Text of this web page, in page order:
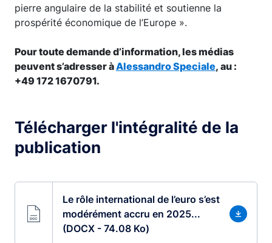
pierre angulaire de la stabilité et soutienne la
prospérité économique de l’Europe ».
Pour toute demande d’information, les médias
peuvent s’adresser àAlessandro Speciale, au :
+49 172 1670791.
Télécharger l'intégralité de la
publication
Le rôle international de l’euro s’est
modérément accru en 2025...
(DOCX - 74.08 Ko)